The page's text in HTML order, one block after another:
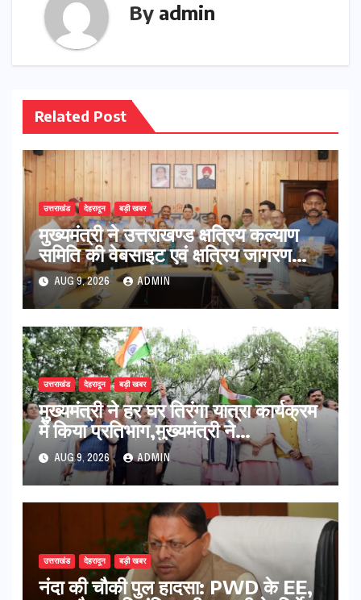
By admin
Related Post
उत्तराखंड देहरादून बड़ी खबर
मुख्यमंत्री ने उत्तराखण्ड क्षत्रिय कल्याण
समिति की वेबसाइट एवं क्षत्रिय जागरण
स्मारिका का किया विमोचन
AUG 9, 2026 ADMIN
उत्तराखंड देहरादून बड़ी खबर
मुख्यमंत्री ने हर घर तिरंगा यात्रा कार्यक्रम
में किया प्रतिभाग,मुख्यमंत्री ने
प्रदेशवासियों से स्वतंत्रता दिवस पर अपने
घरों में तिरंगा फहराने का किया आवाह्न
AUG 9, 2026 ADMIN
उत्तराखंड देहरादून बड़ी खबर
नंदा की चौकी पुल हादसा: PWD के EE,